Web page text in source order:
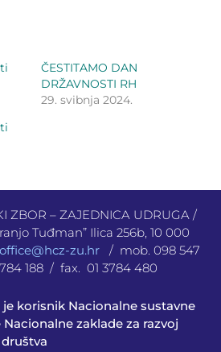
ČESTITAMO DAN
DRŽAVNOSTI RH
29. svibnja 2024.
ZBOR – ZAJEDNICA UDRUGA /
Tuđman” Ilica 256b, 10 000
office@hcz-zu.hr
/ mob. 098 547
188 / fax. 01 3784 480
je korisnik Nacionalne sustavne
zaklade za razvoj